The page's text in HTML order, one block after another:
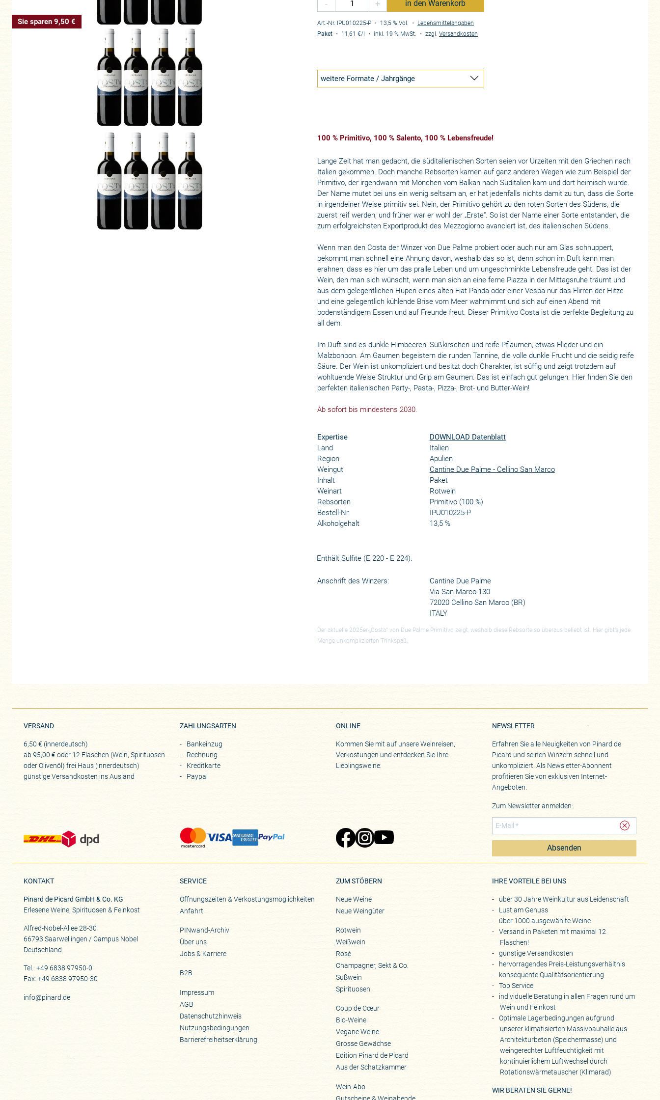
Sie sparen 9,50 €
- + in den Warenkorb
Art.-Nr. IPU010225-P ・ 13,5 % Vol. ・ Lebensmittelangaben
Paket ・ 11,61 €/l ・ inkl. 19 % MwSt. ・zzgl.Versandkosten
weitere Formate / Jahrgänge
100 % Primitivo, 100 % Salento, 100 % Lebensfreude!
Lange Zeit hat man gedacht, die süditalienischen Sorten seien vor Urzeiten mit den Griechen nach
Italien gekommen. Doch manche Rebsorten kamen auf ganz anderen Wegen wie zum Beispiel der
Primitivo, der irgendwann mit Mönchen vom Balkan nach Süditalien kam und dort heimisch wurde.
Der Name mutet bei uns ein wenig seltsam an, er hat jedenfalls nichts damit zu tun, dass die Sorte
in irgendeiner Weise primitiv sei. Nein, der Primitivo gehört zu den roten Sorten des Südens, die
zuerst reif werden, und früher war er wohl der „Erste“. So ist der Name einer Sorte entstanden, die
zum erfolgreichsten Exportprodukt des Mezzogiorno avanciert ist, des italienischen Südens.
Wenn man den Costa der Winzer von Due Palme probiert oder auch nur am Glas schnuppert,
bekommt man schnell eine Ahnung davon, weshalb das so ist, denn schon im Duft kann man
erahnen, dass es hier um das pralle Leben und um ungeschminkte Lebensfreude geht. Das ist der
Wein, den man sich wünscht, wenn man sich an eine ferne Piazza in der Mittagsruhe träumt und
aus dem gelegentlichen Hupen eines alten Fiat Panda oder einer Vespa nur das Flirren der Hitze
und eine gelegentlich kühlende Brise vom Meer wahrnimmt und sich auf einen Abend mit
bodenständigem Essen und auf Freunde freut. Dieser Primitivo Costa ist die perfekte Begleitung zu
all dem.
Im Duft sind es dunkle Himbeeren, Süßkirschen und reife Pflaumen, etwas Flieder und ein
Malzbonbon. Am Gaumen begeistern die runden Tannine, die volle dunkle Frucht und die seidig reife
Säure. Der Wein ist unkompliziert und besitzt doch Charakter, ist süffig und zeigt trotzdem auf
wohltuende Weise Struktur und Grip am Gaumen. Das ist einfach gut gelungen. Hier finden Sie den
perfekten italienischen Party-, Pasta-, Pizza-, Brot- und Butter-Wein!
Ab sofort bis mindestens 2030.
Expertise
DOWNLOAD Datenblatt
Land
Italien
Region
Apulien
Weingut
Cantine Due Palme - Cellino San Marco
Inhalt
Paket
Weinart
Rotwein
Rebsorten
Primitivo (100 %)
Bestell-Nr.
IPU010225-P
Alkoholgehalt
13,5 %
Enthält Sulfite (E 220 - E 224).
Anschrift des Winzers:
Cantine Due Palme
Via San Marco 130
72020 Cellino San Marco (BR)
ITALY
Der aktuelle 2025er-„Costa“ von Due Palme Primitivo zeigt, weshalb diese Rebsorte so überaus beliebt ist. Hier gibt’s jede
Menge unkomplizierten Trinkspaß.
VERSAND
6,50 € (innerdeutsch)
ab 95,00 € oder 12 Flaschen (Wein, Spirituosen
oder Olivenöl) frei Haus (innerdeutsch)
günstige Versandkosten ins Ausland
ZAHLUNGSARTEN
Bankeinzug
Rechnung
Kreditkarte
Paypal
ONLINE
Kommen Sie mit auf unsere Weinreisen,
Verkostungen und entdecken Sie Ihre
Lieblingsweine:
NEWSLETTER
Erfahren Sie alle Neuigkeiten von Pinard de
Picard und seinen Winzern schnell und
unkompliziert. Als Newsletter-Abonnent
profitieren Sie von exklusiven Internet-
Angeboten.
Zum Newsletter anmelden:
Absenden
KONTAKT
Pinard de Picard GmbH & Co. KG
Erlesene Weine, Spirituosen & Feinkost
Alfred-Nobel-Allee 28-30
66793 Saarwellingen / Campus Nobel
Deutschland
Tel.: +49 6838 97950-0
Fax: +49 6838 97950-30
info@pinard.de
SERVICE
Öffnungszeiten & Verkostungsmöglichkeiten
Anfahrt
PINwand-Archiv
Über uns
Jobs & Karriere
B2B
Impressum
AGB
Datenschutzhinweis
Nutzungsbedingungen
Barrierefreiheitserklärung
ZUM STÖBERN
Neue Weine
Neue Weingüter
Rotwein
Weißwein
Rosé
Champagner, Sekt & Co.
Süßwein
Spirituosen
Coup de Cœur
Bio-Weine
Vegane Weine
Grosse Gewächse
Edition Pinard de Picard
Aus der Schatzkammer
Wein-Abo
Gutscheine & Weinabende
IHRE VORTEILE BEI UNS
über 30 Jahre Weinkultur aus Leidenschaft
Lust am Genuss
über 1000 ausgewählte Weine
Versand in Paketen mit maximal 12
Flaschen!
günstige Versandkosten
hervorragendes Preis-Leistungsverhältnis
konsequente Qualitätsorientierung
Top Service
individuelle Beratung in allen Fragen rund um
Wein und Feinkost
Optimale Lagerbedingungen aufgrund
unserer klimatisierten Massivbauhalle aus
Architekturbeton (Speichermasse) und
weingerechter Luftfeuchtigkeit mit
kontinuierlichem Luftwechsel durch
Rotationswärmetauscher (Klimarad)
WIR BERATEN SIE GERNE!